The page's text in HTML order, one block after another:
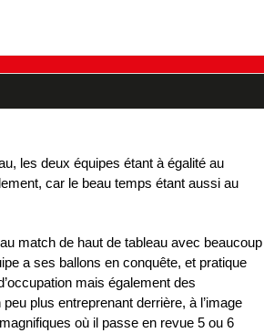
les deux équipes étant à égalité au
car le beau temps étant aussi au
match de haut de tableau avec beaucoup
a ses ballons en conquête, et pratique
mais également des
plus entreprenant derrière, à l’image
où il passe en revue 5 ou 6